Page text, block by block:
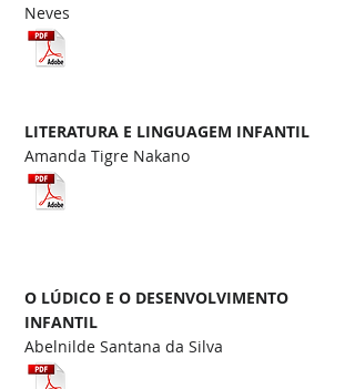
Neves
Amanda Tigre Nakano
LITERATURA E LINGUAGEM INFANTIL
Abelnilde Santana da Silva
O LÚDICO E O DESENVOLVIMENTO
INFANTIL